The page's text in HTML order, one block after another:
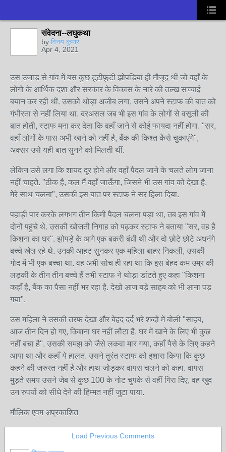
संवेदना--लघुकथा
by विनय कुमार
Apr 4, 2021
उस उजाड़ से गांव में बस कुछ टूटीफूटी झोपड़ियां ही मौजूद थीं जो वहाँ के
लोगों के आर्थिक दशा और सरकार के विकास के नारे की तल्ख सच्चाई
बयान कर रही थीं. उसको थोड़ा अजीब लगा, उसने अपने स्टाफ की बात को
गंभीरता से नहीं लिया था. दरअसल जब भी इस गांव के लोगों से वसूली की
बात होती, स्टाफ मना कर देता कि वहाँ जाने से कोई फायदा नहीं होगा. "सर,
वहाँ लोगों के पास अभी खाने को नहीं है, बैंक की किश्त कैसे चुकाएंगे",
अक्सर उसे यही बात सुनने को मिलती थीं.
लेकिन उसे लगा कि शायद दूर होने और वहाँ पैदल जाने के चलते लोग जाना
नहीं चाहते. "ठीक है, कल मैं वहाँ जाऊँगा, जिसने भी उस गांव को देखा है,
मेरे साथ चलना", उसकी इस बात पर स्टाफ ने सर हिला दिया.
पहाड़ी पार करके लगभग तीन किमी पैदल चलना पड़ा था, तब इस गांव में
दोनों पहुंचे थे. उसकी खोजती निगाह को पढ़कर स्टाफ ने बताया "सर, वह है
किशना का घर". झोपड़े के आगे एक बकरी बंधी थी और दो छोटे छोटे अधनंगे
बच्चे खेल रहे थे. उनकी आहट सुनकर एक महिला बाहर निकली, उसकी
गोद में भी एक बच्चा था. वह अभी सोच ही रहा था कि इस बेहद कम उम्र की
लड़की के तीन तीन बच्चे हैं तभी स्टाफ ने थोड़ा डांटते हुए कहा "किशना
कहाँ है, बैंक का पैसा नहीं भर रहा है. देखो आज बड़े साहब को भी आना पड़
गया".
उस महिला ने उसकी तरफ देखा और बेहद दर्द भरे शब्दों में बोली "साहब,
आज तीन दिन हो गए, किशना घर नहीं लौटा है. घर में खाने के लिए भी कुछ
नहीं बचा है". उसकी समझ को जैसे लकवा मार गया, कहाँ पैसे के लिए कहने
आया था और कहाँ ये हालत. उसने तुरंत स्टाफ को इशारा किया कि कुछ
कहने की जरुरत नहीं है और हाथ जोड़कर वापस चलने को कहा. वापस
मुड़ते समय उसने जेब से कुछ 100 के नोट चुपके से वहीं गिरा दिए, वह खुद
उन रुपयों को सीधे देने की हिम्मत नहीं जुटा पाया.
मौलिक एवम अप्रकाशित
Load Previous Comments